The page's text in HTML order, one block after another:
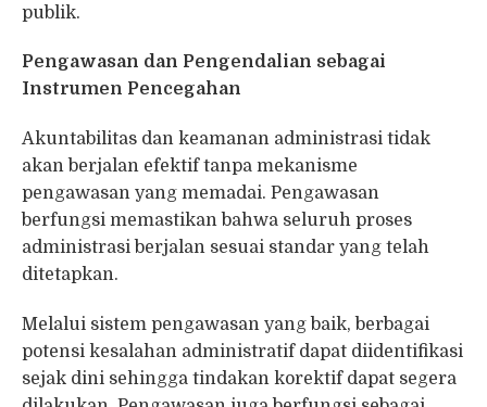
publik.
Pengawasan dan Pengendalian sebagai
Instrumen Pencegahan
Akuntabilitas dan keamanan administrasi tidak
akan berjalan efektif tanpa mekanisme
pengawasan yang memadai. Pengawasan
berfungsi memastikan bahwa seluruh proses
administrasi berjalan sesuai standar yang telah
ditetapkan.
Melalui sistem pengawasan yang baik, berbagai
potensi kesalahan administratif dapat diidentifikasi
sejak dini sehingga tindakan korektif dapat segera